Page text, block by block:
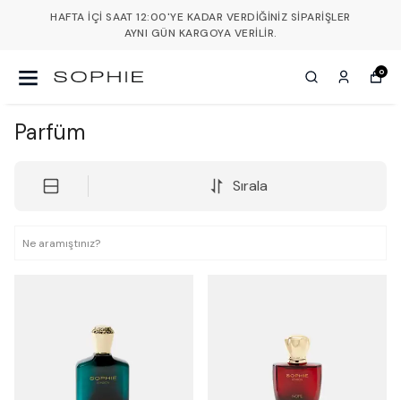
HAFTA İÇI SAAT 12:00'YE KADAR VERDIĞINIZ SIPARIŞLER
AYNI GÜN KARGOYA VERILIR.
0
Parfüm
Sırala